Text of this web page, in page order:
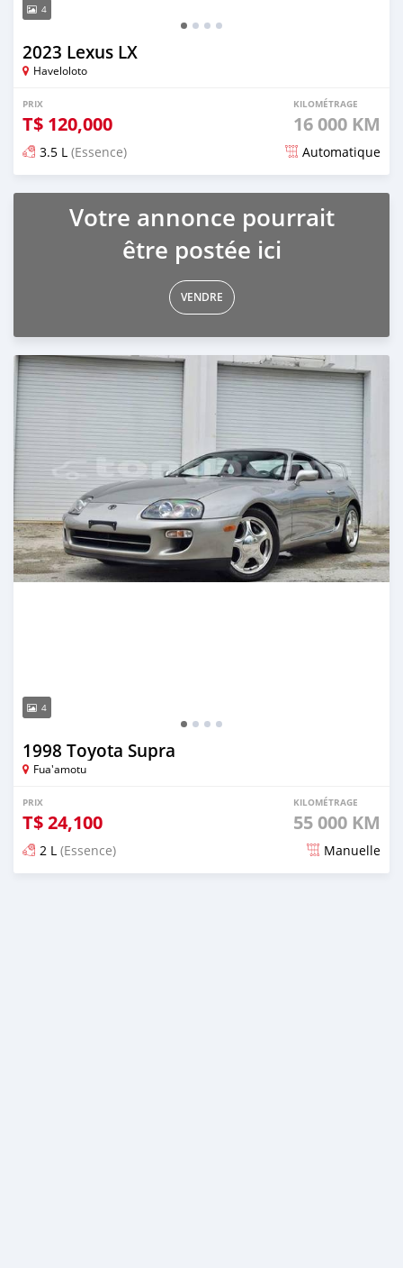
4
2023 Lexus LX
Haveloloto
PRIX
T$ 120,000
KILOMÉTRAGE
16 000 KM
3.5 L (Essence) Automatique
Publié il y a environ 2 mois
Votre annonce pourrait
être postée ici
VENDRE
4
1998 Toyota Supra
Fua'amotu
PRIX
T$24,100
KILOMÉTRAGE
55 000 KM
2 L (Essence) Manuelle